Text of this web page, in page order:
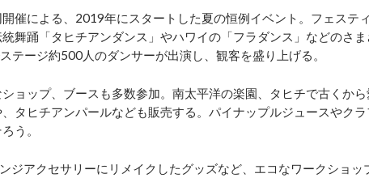
催による、2019年にスタートした夏の恒例イベント。フェステ
舞踊「タヒチアンダンス」やハワイの「フラダンス」などのさま
テージ約500人のダンサーが出演し、観客を盛り上げる。
ョップ、ブースも多数参加。南太平洋の楽園、タヒチで古くから
タヒチアンパールなども販売する。パイナップルジュースやクラ
う。
アクセサリーにリメイクしたグッズなど、エコなワークショッ